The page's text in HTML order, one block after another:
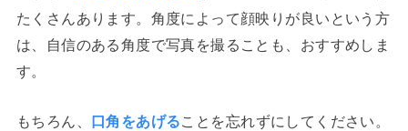
たくさんあります。角度によって顔映りが良いという方
は、自信のある角度で写真を撮ることも、おすすめしま
す。
もちろん、 口角をあげることを忘れずにしてください。